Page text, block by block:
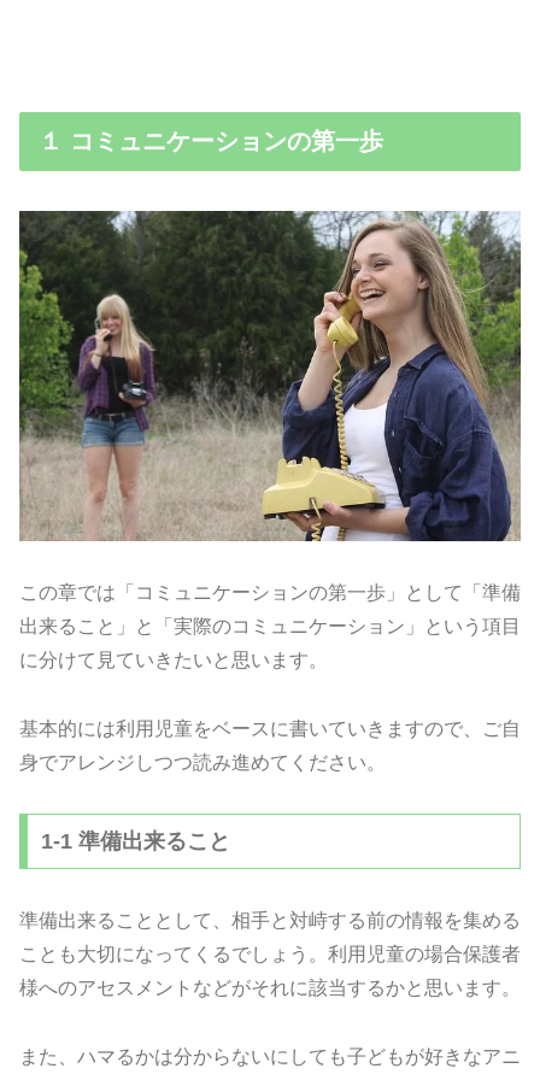
１ コミュニケーションの第一歩
この章では「コミュニケーションの第一歩」として「準備
出来ること」と「実際のコミュニケーション」という項目
に分けて見ていきたいと思います。
基本的には利用児童をベースに書いていきますので、ご自
身でアレンジしつつ読み進めてください。
1-1 準備出来ること
準備出来ることとして、相手と対峙する前の情報を集める
ことも大切になってくるでしょう。利用児童の場合保護者
様へのアセスメントなどがそれに該当するかと思います。
また、ハマるかは分からないにしても子どもが好きなアニ